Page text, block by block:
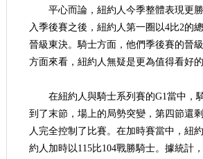
平心而論，紐約人今季整體表現更勝
入季後賽之後，紐約人第一圈以4比2的
晉級東決。騎士方面，他們季後賽的晉
方面來看，紐約人無疑是更為值得看好的
在紐約人與騎士系列賽的G1當中，騎
到了末節，場上的局勢突變，第四節還
人完全控制了比賽。在加時賽當中，紐
約人加時以115比104戰勝騎士。據統計